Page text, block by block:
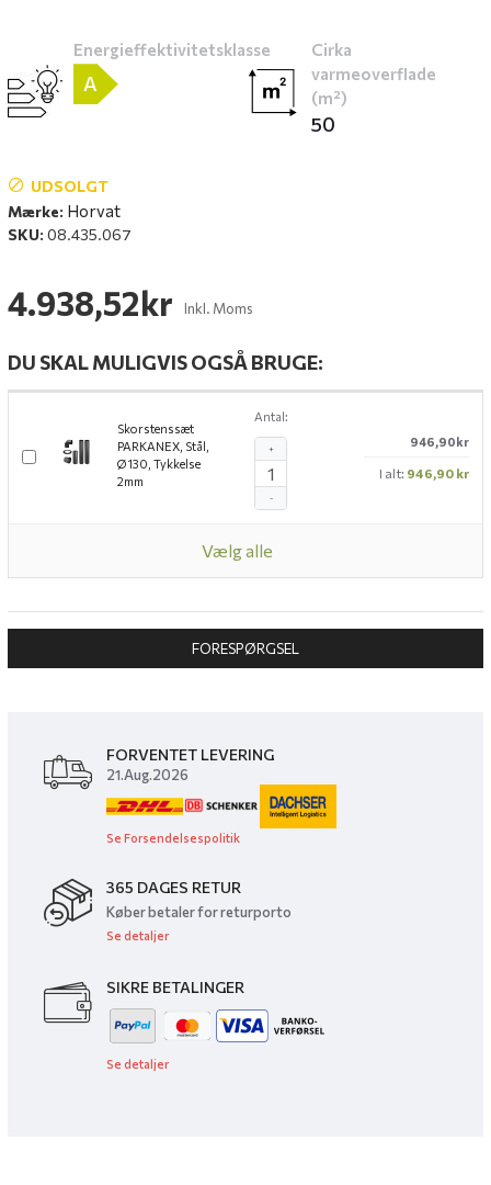
Energieffektivitetsklasse
A
Cirka
varmeoverflade
(m²)
50
UDSOLGT
Mærke: Horvat
SKU: 08.435.067
4.938,52kr Inkl. Moms
DU SKAL MULIGVIS OGSÅ BRUGE:
Skorstenssæt
PARKANEX, Stål,
Ø130, Tykkelse
2mm
Antal:
-
+ 946,90kr
I alt: 946,90 kr
Vælg alle
FORESPØRGSEL
FORVENTET LEVERING
21.Aug.2026
Se Forsendelsespolitik
365 DAGES RETUR
Køber betaler for returporto
Se detaljer
SIKRE BETALINGER
Se detaljer